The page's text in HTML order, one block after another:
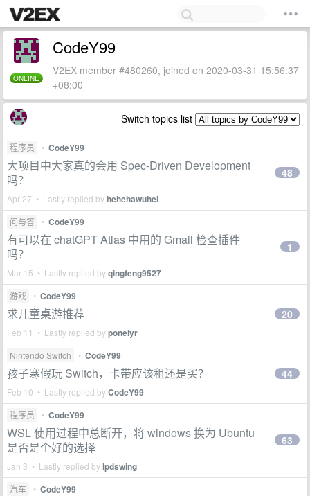
ONLINE
CodeY99
V2EX member #480260, joined on 2020-03-31 15:56:37
+08:00
Switch topics list
程序员 • CodeY99
大项目中大家真的会用 Spec-Driven Development
吗？
Apr 27 • Lastly replied byhehehawuhei
48
问与答 • CodeY99
有可以在 chatGPT Atlas 中用的 Gmail 检查插件
吗？
Mar 15 • Lastly replied byqingfeng9527
1
游戏 • CodeY99
求儿童桌游推荐
Feb 11 • Lastly replied byponelyr
20
Nintendo Switch • CodeY99
孩子寒假玩 Switch，卡带应该租还是买？
Feb 10 • Lastly replied byCodeY99
44
程序员 • CodeY99
WSL 使用过程中总断开，将 windows 换为 Ubuntu
是否是个好的选择
Jan 3 • Lastly replied bylpdswing
63
汽车 • CodeY99